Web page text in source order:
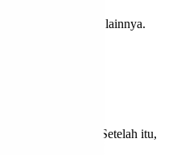
dan produk olahan lainnya.
pengiriman. Setelah itu,